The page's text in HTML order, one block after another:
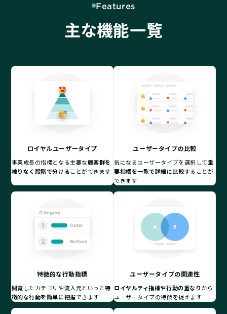
Features
主な機能一覧
ロイヤルユーザータイプ
事業成長の指標となる主要な顧客群を
被りなく段階で分ける ことができます
ユーザータイプの比較
気になるユーザータイプを選択して重
要指標を一覧で詳細に比較することが
できます
特徴的な行動指標
閲覧したカテゴリや流入元といった特
徴的な行動を簡単に把握できます
ユーザータイプの関連性
ロイヤルティ指標や行動の重なり から
ユーザータイプの特徴を捉えます